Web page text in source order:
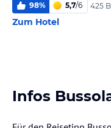
98% 5,7/6 425
Zum Hotel
Infos